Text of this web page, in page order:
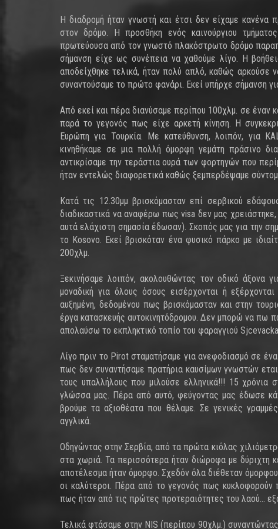
Η διαδρομή ήταν γνωστή και έτσι δεν είχαμε
στον δρόμο. Η προσθήκη ενός καινούργιου
πρωτεύουσα από τον γνωστό πλακόστρωτο δρόμο
σήμανση είχε ως συνέπεια να χαθούμε λίγο. Η
αποδείχθηκε τελικά, ήταν πολύ απλό, καθώς αρκούσε
συναντούσαμε το πρώτο φανάρι. Εκεί υπήρχε σήμανση
Από εκεί και πέρα διανύσαμε περίπου 100χλμ. σε έναν
παρά το γεγονός πως είχε αρκετή κίνηση. Η
Ευρώπη για Τουρκία. Με κατεύθυνση, λοιπόν, για
κινηθήκαμε σε μια πολλή όμορφη γεμάτη πράσινο
αντικρίσαμε την τεράστια ουρά των φορτηγών που
ήταν εντελώς διαφορετικά καθώς ξεμπερδέψαμε
Κατά τις 12.30μμ βρισκόμασταν επί σερβικού
διαδικαστικά να αναφέρω πως visa δεν μας
αυτά ελάχιστη σημασία έδωσαν). Σκοπός μας για την
το Kosovo. Εκεί βρισκόταν ένα φυσικό πάρκο με
200χλμ.
Ξεκινήσαμε λοιπόν, ακολουθώντας τον οδικό άξονα
μοναδική για όλους όσους εισέρχονται ή
αυξημένη, δεδομένου πως βρισκόμασταν και στην
έργα κατασκευής αυτοκινητόδρομου. Δεν μπορώ να πω
απολαύσω το εκπληκτικό τοπίο του φαραγγιού
Λίγο πριν το Pirot σταματήσαμε για ανεφοδιασμό σε
πως δεν συναντήσαμε πρατήρια καυσίμων γνωστών
τους υπαλλήλους που μιλούσε ελληνικά!!! 15 χρόνια
γλώσσα μας. Πέρα από αυτό, φεύγοντας μας έδωσε
βρούμε τα αξιοθέατα που θέλαμε. Σε γενικές
αγγλικά.
Οδηγώντας στην Σερβία, από τα πρώτα κιόλας
στα χωριά. Τα περισσότερα ήταν διώροφα με δύριχτη
αποτέλεσμα ήταν όμορφο. Σχεδόν όλα διέθεταν
οι καλύτεροι. Πέρα από το γεγονός πως κυκλοφορούν
πως ήταν από τις πρώτες προτεραιότητες του λαού…
Τελικά φτάσαμε στην NIS (περίπου 90χλμ.)